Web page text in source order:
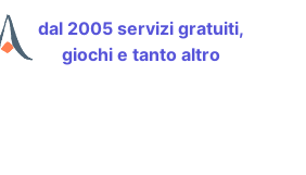
dal 2005 servizi gratuiti,
giochi e tanto altro